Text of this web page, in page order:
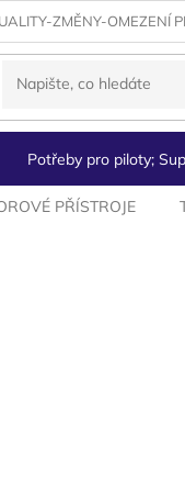
ZMĚNY-OMEZENÍ
Potřeby pro piloty;
PŘÍSTROJE